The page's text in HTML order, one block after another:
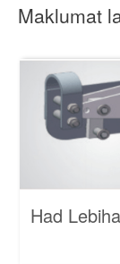
Maklumat
Had